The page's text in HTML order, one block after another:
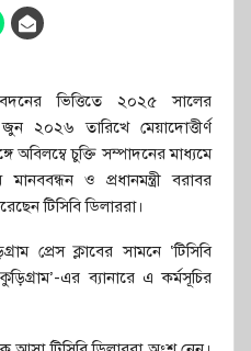
ভিত্তিতে ২০২৫ সালের
২০২৬ তারিখে মেয়াদোত্তীর্ণ
অবিলম্বে চুক্তি সম্পাদনের মাধ্যমে
ও প্রধানমন্ত্রী বরাবর
টিসিবি ডিলাররা।
প্রেস ক্লাবের সামনে ‘টিসিবি
এর ব্যানারে এ কর্মসূচির